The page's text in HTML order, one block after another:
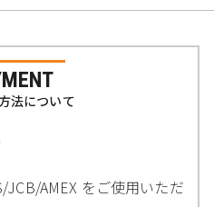
法について
JCB/AMEX をご使用いただ